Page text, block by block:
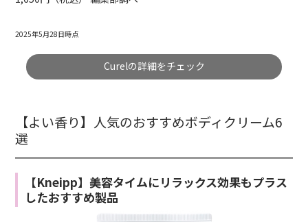
2025年5月28日時点
Curelの詳細をチェック
【よい香り】人気のおすすめボディクリーム6
選
【Kneipp】美容タイムにリラックス効果もプラス
したおすすめ製品